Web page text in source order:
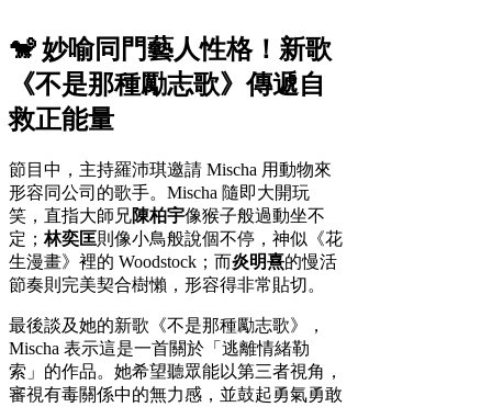
🐒 妙喻同門藝人性格！新歌
《不是那種勵志歌》傳遞自
救正能量
節目中，主持羅沛琪邀請 Mischa 用動物來
形容同公司的歌手。Mischa 隨即大開玩
笑，直指大師兄陳柏宇像猴子般過動坐不
定；林奕匡則像小鳥般說個不停，神似《花
生漫畫》裡的 Woodstock；而炎明熹的慢活
節奏則完美契合樹懶，形容得非常貼切。
最後談及她的新歌《不是那種勵志歌》，
Mischa 表示這是一首關於「逃離情緒勒
索」的作品。她希望聽眾能以第三者視角，
審視有毒關係中的無力感，並鼓起勇氣勇敢